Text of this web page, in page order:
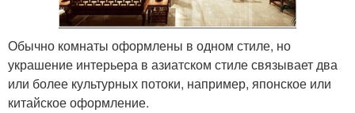
Обычно комнаты оформлены в одном стиле, но
украшение интерьера в азиатском стиле связывает два
или более культурных потоки, например, японское или
китайское оформление.